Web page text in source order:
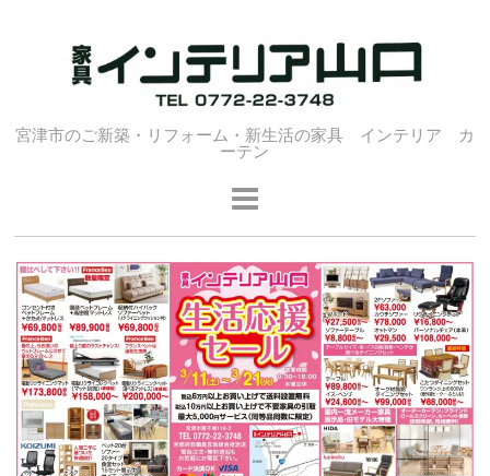
宮津市のご新築・リフォーム・新生活の家具 インテリア カ
ーテン